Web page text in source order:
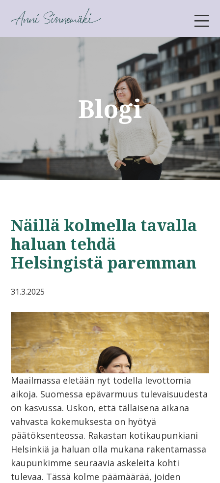
ANNI SINNEMÄKI
Blogi
Näillä kolmella tavalla
haluan tehdä
Helsingistä paremman
31.3.2025
Maailmassa eletään nyt todella levottomia
aikoja. Suomessa epävarmuus tulevaisuudesta
on kasvussa. Uskon, että tällaisena aikana
vahvasta kokemuksesta on hyötyä
päätöksenteossa. Rakastan kotikaupunkiani
Helsinkiä ja haluan olla mukana rakentamassa
kaupunkimme seuraavia askeleita kohti
tulevaa. Tässä kolme päämäärää, joiden